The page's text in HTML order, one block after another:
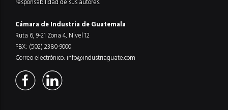
Cámara de Industria de Guatemala
Ruta 6, 9-21 Zona 4, Nivel 12
PBX: (502) 2380-9000
Correo electrónico: info@industriaguate.com